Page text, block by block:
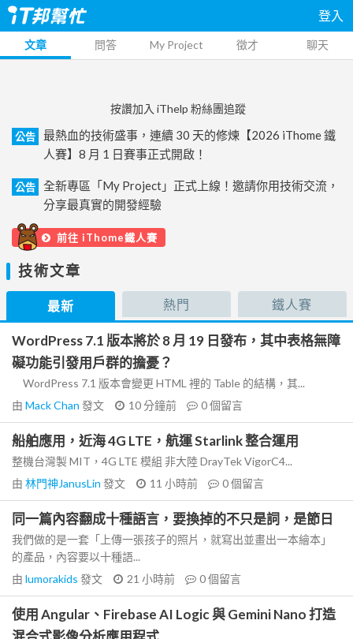
登入
文章 問答 My Project 徵才 聊天
按讚加入 iThelp 粉絲團追蹤
公告
最熱血的技術盛事，連續 30 天的修煉【2026 iThome 鐵
人賽】8 月 1 日賽事正式開啟！
公告
全新專區「My Project」正式上線！邀請你用技術交流，
分享最真實的開發經驗
前往 iThome鐵人賽
技術文章
最新 熱門 鐵人賽
WordPress 7.1 版本將於 8 月 19 日發布，其中表格無障
礙功能引發用戶群的擔憂？
WordPress 7.1 版本會變更 HTML 裡的 Table 的結構，其...
由 Mack Chan 發文 10 分鐘前 0個留言
船舶應用，近海 4G LTE，航運 Starlink 整合運用
整機台灣製 MIT，4G LTE 模組 非大陸 DrayTek VigorC4...
由 林門神JanusLin 發文 11 小時前 0個留言
同一篇內容翻成十種語言，要換掉的不只是詞，是節日
我們做的是一套「上傳一張孩子的照片，就寫出並畫出一本繪本」
的產品，內容要以十種語...
由 lumorakids 發文 21 小時前 0個留言
使用 Angular、Firebase AI Logic 與 Gemini Nano 打造